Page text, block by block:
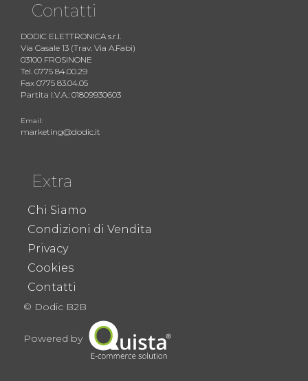
Contatti
DODIC ELETTRONICA s.r.l.
Via Casale 13 (Trav. Via A.Fabi)
03100 FROSINONE
Tel. 0775 84.00.29
Fax 0775 83.04.05
Partita I.V.A.: 01809930603
Email:
marketing@dodic.it
Extra
Chi Siamo
Condizioni di Vendita
Privacy
Cookies
Contatti
© Dodic B2B
Powered by